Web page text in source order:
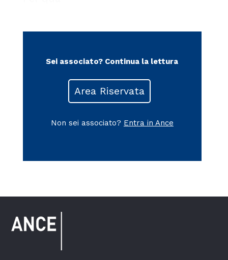
Sei associato? Continua la lettura
Area Riservata
Non sei associato? Entra in Ance